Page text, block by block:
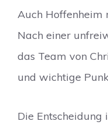
Auch Hoffenheim
Nach einer
das Team von
und wichtige
Die Entscheidung